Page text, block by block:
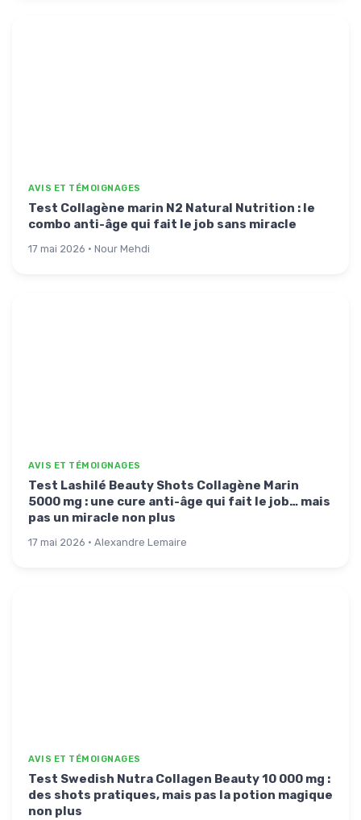
AVIS ET TÉMOIGNAGES
Test Collagène marin N2 Natural Nutrition : le
combo anti-âge qui fait le job sans miracle
17 mai 2026 · Nour Mehdi
AVIS ET TÉMOIGNAGES
Test Lashilé Beauty Shots Collagène Marin
5000 mg : une cure anti-âge qui fait le job… mais
pas un miracle non plus
17 mai 2026 · Alexandre Lemaire
AVIS ET TÉMOIGNAGES
Test Swedish Nutra Collagen Beauty 10 000 mg :
des shots pratiques, mais pas la potion magique
non plus